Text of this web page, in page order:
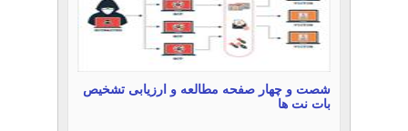
شصت و چهار صفحه مطالعه و ارزیابی تشخیص
بات نت ها